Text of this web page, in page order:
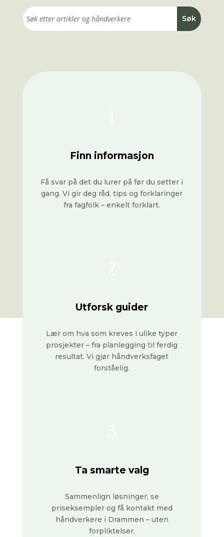
Finn informasjon
Få svar på det du lurer på før du setter i
gang. Vi gir deg råd, tips og forklaringer
fra fagfolk – enkelt forklart.
Utforsk guider
Lær om hva som kreves i ulike typer
prosjekter – fra planlegging til ferdig
resultat. Vi gjør håndverksfaget
forståelig.
Ta smarte valg
Sammenlign løsninger, se
priseksempler og få kontakt med
håndverkere i Drammen – uten
forpliktelser.